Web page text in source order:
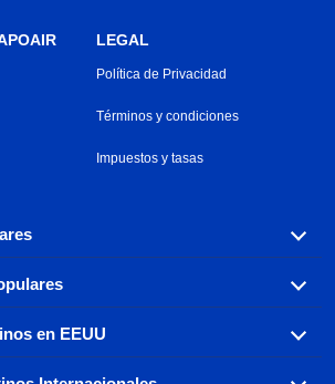
LEGAL
Política de Privacidad
Términos y condiciones
Impuestos y tasas
de tarifas aéreas baratas por
de 500 opciones para elegir.
rutas de vuelo más populares
clics.
en EEUU